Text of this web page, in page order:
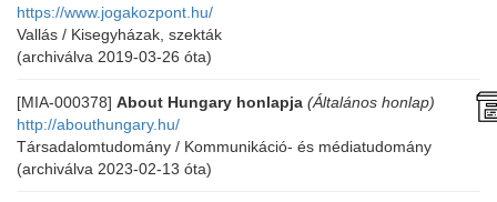
https://www.jogakozpont.hu/
Vallás / Kisegyházak, szekták
(archiválva 2019-03-26 óta)
[MIA-000378] About Hungary honlapja (Általános honlap)
http://abouthungary.hu/
Társadalomtudomány / Kommunikáció- és médiatudomány
(archiválva 2023-02-13 óta)